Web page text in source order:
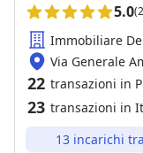
5.0
Immobiliare
Via Generale
22 transazioni in
23 transazioni in
13 incarichi